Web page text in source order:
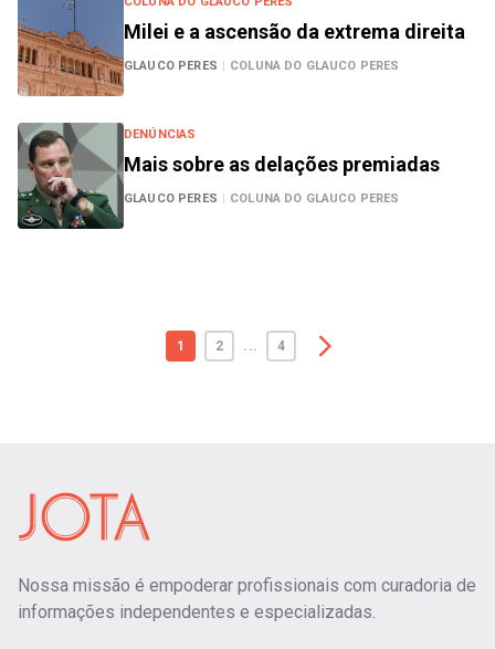
Milei e a ascensão da extrema direita
GLAUCO PERES | COLUNA DO GLAUCO PERES
DENÚNCIAS
Mais sobre as delações premiadas
GLAUCO PERES | COLUNA DO GLAUCO PERES
1 2 ... 4
Nossa missão é empoderar profissionais com curadoria de
informações independentes e especializadas.